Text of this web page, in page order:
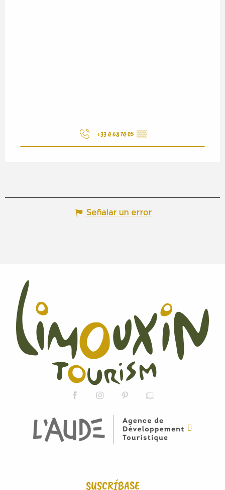
+33 4 68 74 05 ▒▒
Señalar un error
SUSCRÍBASE